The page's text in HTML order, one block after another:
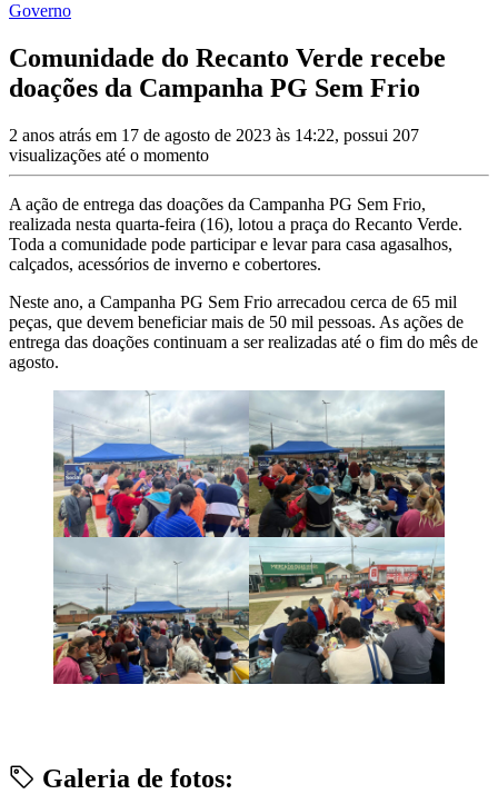
Governo
Comunidade do Recanto Verde recebe
doações da Campanha PG Sem Frio
2 anos atrás em 17 de agosto de 2023 às 14:22, possui 207
visualizações até o momento
A ação de entrega das doações da Campanha PG Sem Frio,
realizada nesta quarta-feira (16), lotou a praça do Recanto Verde.
Toda a comunidade pode participar e levar para casa agasalhos,
calçados, acessórios de inverno e cobertores.
Neste ano, a Campanha PG Sem Frio arrecadou cerca de 65 mil
peças, que devem beneficiar mais de 50 mil pessoas. As ações de
entrega das doações continuam a ser realizadas até o fim do mês de
agosto.
Galeria de fotos: